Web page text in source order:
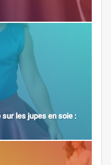
les jupes en soie :